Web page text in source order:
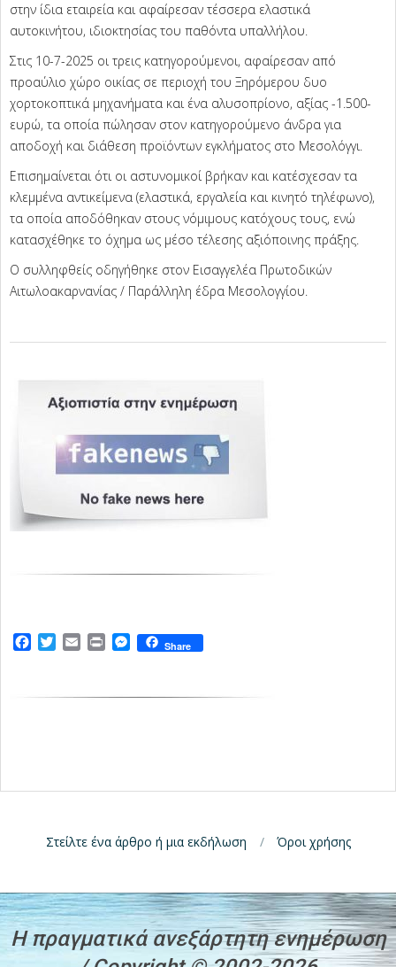
στην ίδια εταιρεία και αφαίρεσαν τέσσερα ελαστικά
αυτοκινήτου, ιδιοκτησίας του παθόντα υπαλλήλου.
Στις 10-7-2025 οι τρεις κατηγορούμενοι, αφαίρεσαν από
προαύλιο χώρο οικίας σε περιοχή του Ξηρόμερου δυο
χορτοκοπτικά μηχανήματα και ένα αλυσοπρίονο, αξίας -1.500-
ευρώ, τα οποία πώλησαν στον κατηγορούμενο άνδρα για
αποδοχή και διάθεση προϊόντων εγκλήματος στο Μεσολόγγι.
Επισημαίνεται ότι οι αστυνομικοί βρήκαν και κατέσχεσαν τα
κλεμμένα αντικείμενα (ελαστικά, εργαλεία και κινητό τηλέφωνο),
τα οποία αποδόθηκαν στους νόμιμους κατόχους τους, ενώ
κατασχέθηκε το όχημα ως μέσο τέλεσης αξιόποινης πράξης.
Ο συλληφθείς οδηγήθηκε στον Εισαγγελέα Πρωτοδικών
Αιτωλοακαρνανίας / Παράλληλη έδρα Μεσολογγίου.
Facebook
TwitterEmailPrintMessenger
Share
Στείλτε ένα άρθρο ή μια εκδήλωση Όροι χρήσης
H πραγματικά ανεξάρτητη ενημέρωση